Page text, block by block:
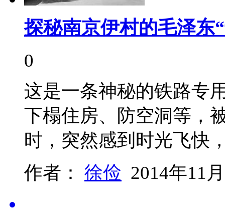
探秘南京伊村的毛泽东
0
这是一条神秘的铁路专
下榻住房、防空洞等，
时，突然感到时光飞
作者： 徐俭 2014年11